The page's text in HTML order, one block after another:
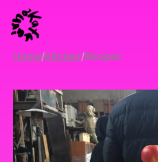
Home/Kitchen/Recipes